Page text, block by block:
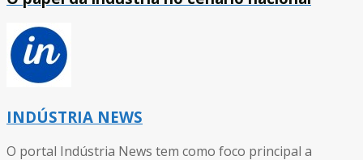
INDÚSTRIA NEWS
O portal Indústria News tem como foco principal a